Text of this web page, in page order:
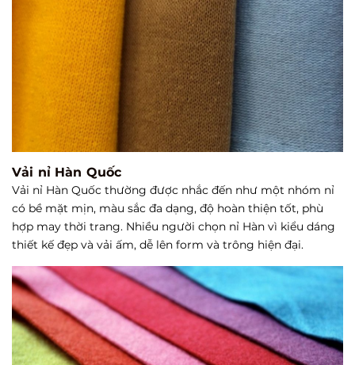
Vải nỉ Hàn Quốc
Vải nỉ Hàn Quốc thường được nhắc đến như một nhóm nỉ
có bề mặt mịn, màu sắc đa dạng, độ hoàn thiện tốt, phù
hợp may thời trang. Nhiều người chọn nỉ Hàn vì kiểu dáng
thiết kế đẹp và vải ấm, dễ lên form và trông hiện đại.